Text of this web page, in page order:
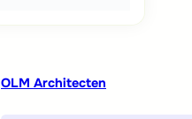
OLM Architecten